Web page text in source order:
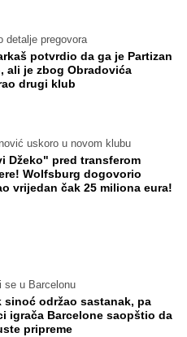
detalje pregovora
potvrdio da ga je Partizan
ali je zbog Obradovića
drugi klub
uskoro u novom klubu
Džeko" pred transferom
Wolfsburg dogovorio
vrijedan čak 25 miliona eura!
se u Barcelonu
sinoć održao sastanak, pa
igrača Barcelone saopštio da
pripreme